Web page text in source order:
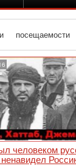
посещаемости
человеком